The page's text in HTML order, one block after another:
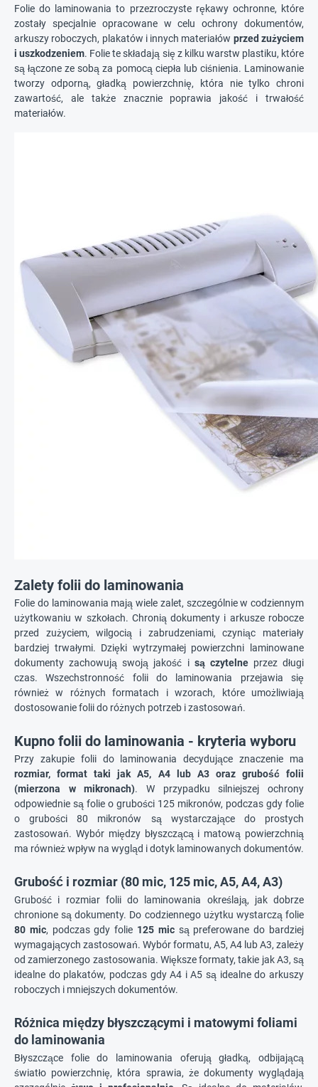
Folie do laminowania to przezroczyste rękawy ochronne, które
zostały specjalnie opracowane w celu ochrony dokumentów,
arkuszy roboczych, plakatów i innych materiałów przed zużyciem
i uszkodzeniem. Folie te składają się z kilku warstw plastiku, które
są łączone ze sobą za pomocą ciepła lub ciśnienia. Laminowanie
tworzy odporną, gładką powierzchnię, która nie tylko chroni
zawartość, ale także znacznie poprawia jakość i trwałość
materiałów.
Zalety folii do laminowania
Folie do laminowania mają wiele zalet, szczególnie w codziennym
użytkowaniu w szkołach. Chronią dokumenty i arkusze robocze
przed zużyciem, wilgocią i zabrudzeniami, czyniąc materiały
bardziej trwałymi. Dzięki wytrzymałej powierzchni laminowane
dokumenty zachowują swoją jakość i są czytelneprzez długi
czas. Wszechstronność folii do laminowania przejawia się
również w różnych formatach i wzorach, które umożliwiają
dostosowanie folii do różnych potrzeb i zastosowań.
Kupno folii do laminowania - kryteria wyboru
Przy zakupie folii do laminowania decydujące znaczenie ma
rozmiar, format taki jak A5, A4 lub A3 oraz grubość folii
(mierzona w mikronach). W przypadku silniejszej ochrony
odpowiednie są folie o grubości 125 mikronów, podczas gdy folie
o grubości 80 mikronów są wystarczające do prostych
zastosowań. Wybór między błyszczącą i matową powierzchnią
ma również wpływ na wygląd i dotyk laminowanych dokumentów.
Grubość i rozmiar (80 mic, 125 mic, A5, A4, A3)
Grubość i rozmiar folii do laminowania określają, jak dobrze
chronione są dokumenty. Do codziennego użytku wystarczą folie
80 mic, podczas gdy folie 125 micsą preferowane do bardziej
wymagających zastosowań. Wybór formatu, A5, A4 lub A3, zależy
od zamierzonego zastosowania. Większe formaty, takie jak A3, są
idealne do plakatów, podczas gdy A4 i A5 są idealne do arkuszy
roboczych i mniejszych dokumentów.
Różnica między błyszczącymi i matowymi foliami
do laminowania
Błyszczące folie do laminowania oferują gładką, odbijającą
światło powierzchnię, która sprawia, że dokumenty wyglądają